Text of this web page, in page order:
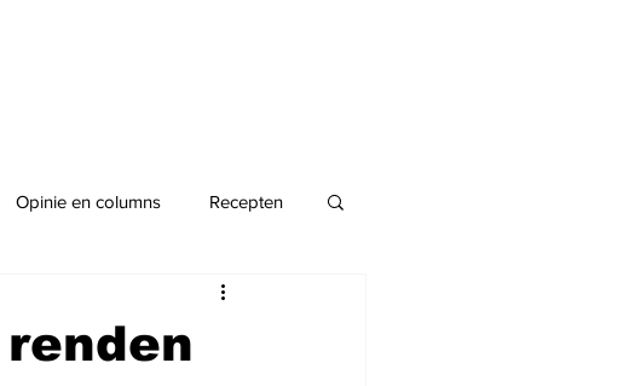
Opinie en columns Recepten